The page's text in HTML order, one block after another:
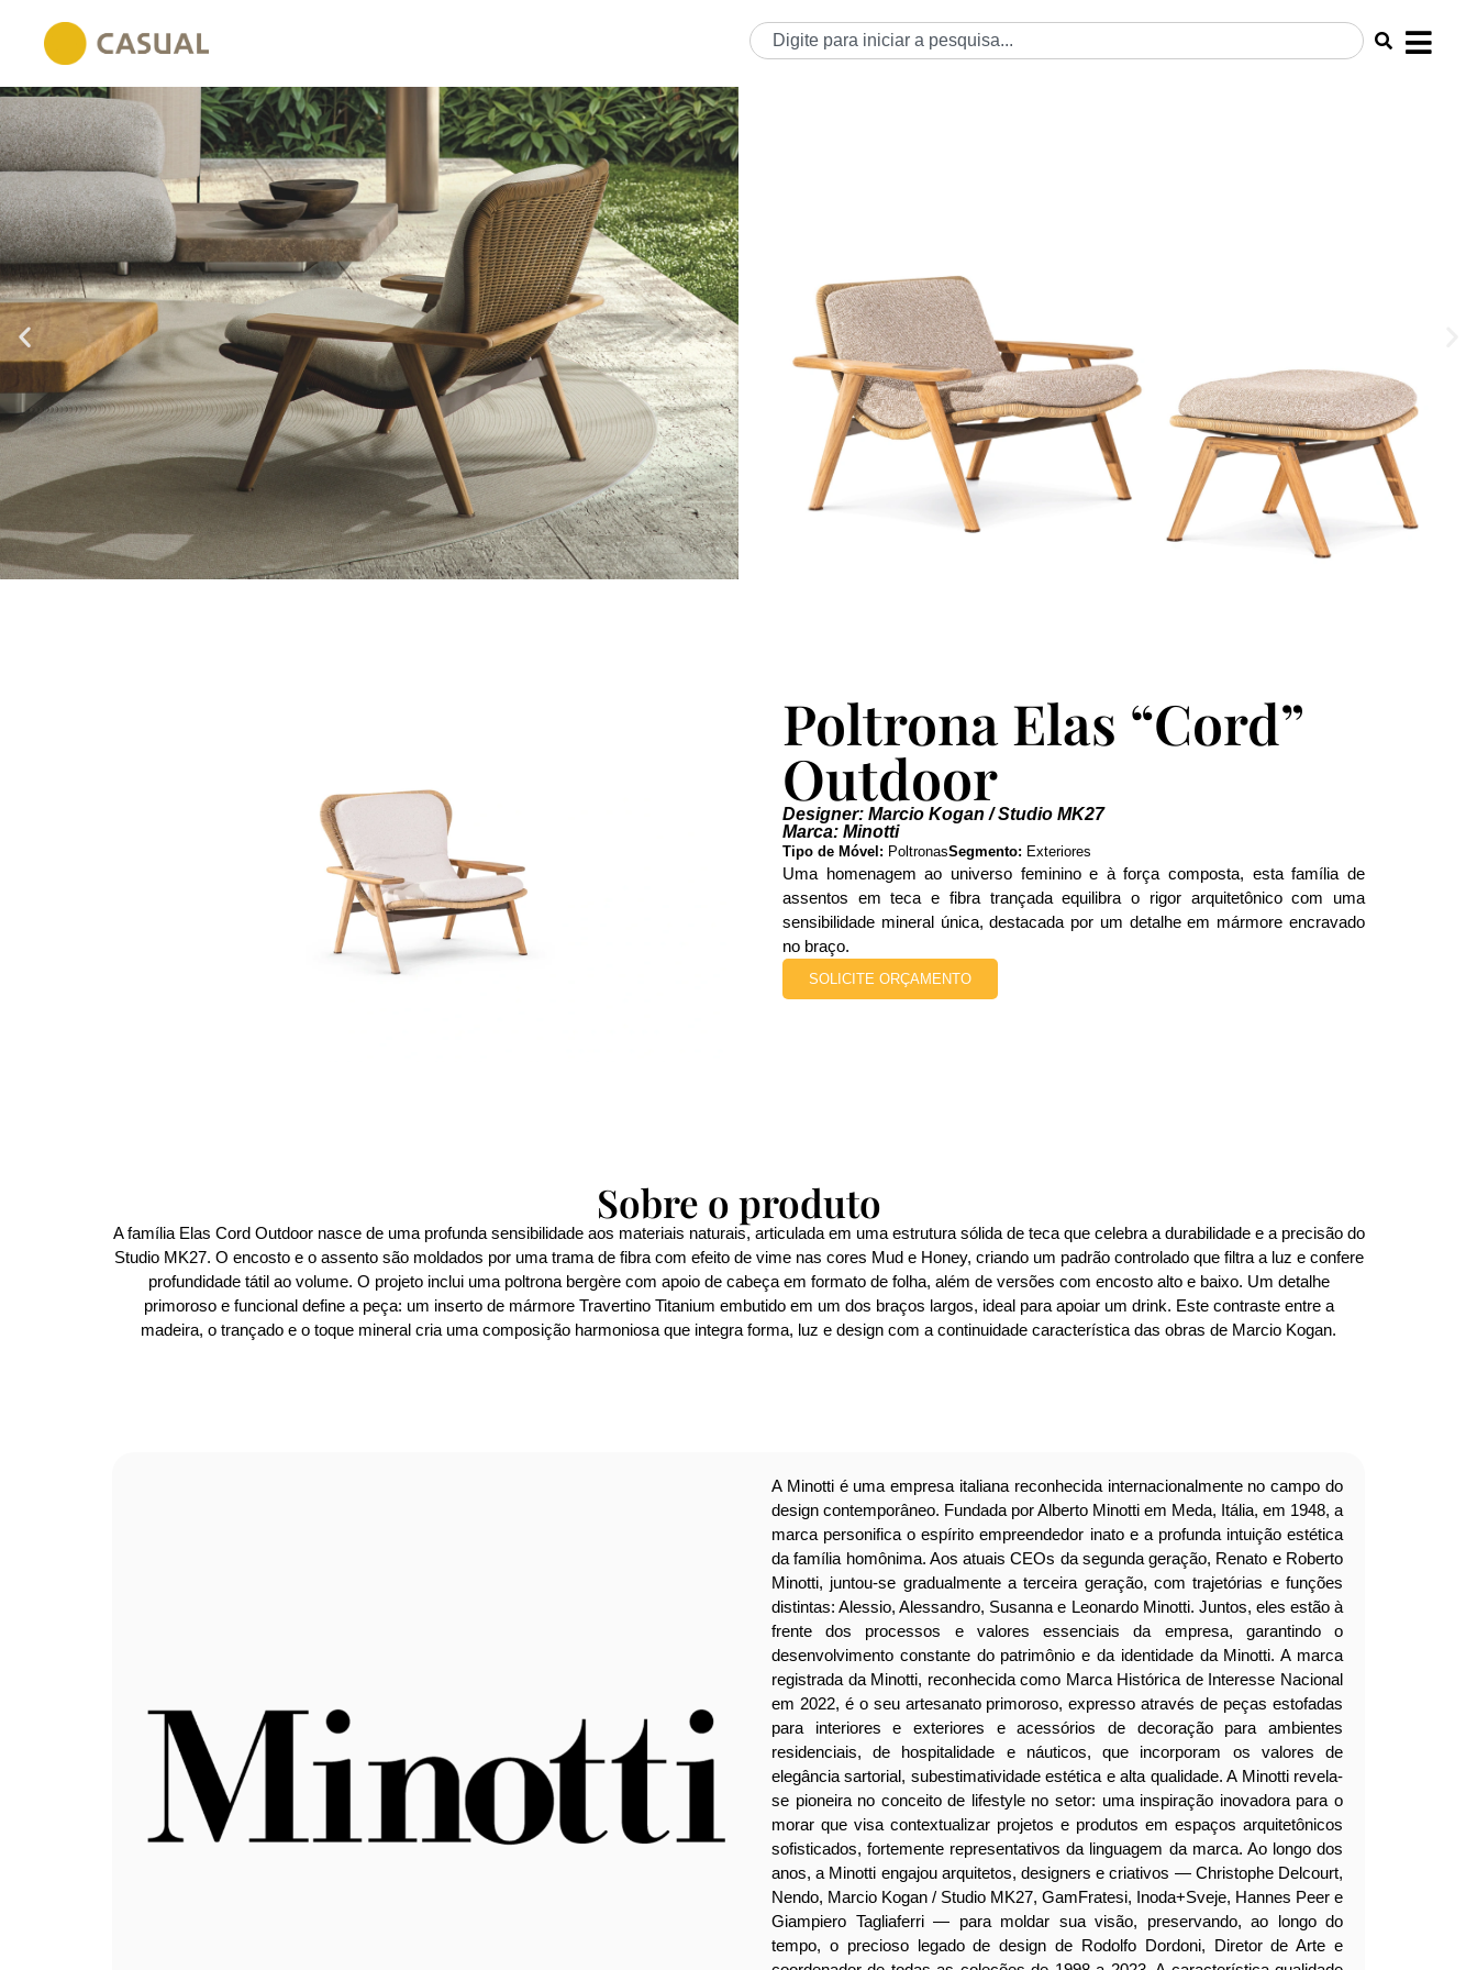
Poltrona Elas “Cord”
Outdoor
Designer: Marcio Kogan / Studio MK27
Marca: Minotti
Tipo de Móvel: PoltronasSegmento: Exteriores
Uma homenagem ao universo feminino e à força composta, esta família de
assentos em teca e fibra trançada equilibra o rigor arquitetônico com uma
sensibilidade mineral única, destacada por um detalhe em mármore encravado
no braço.
SOLICITE ORÇAMENTO
Sobre o produto
A família Elas Cord Outdoor nasce de uma profunda sensibilidade aos materiais naturais, articulada em uma estrutura sólida de teca que celebra a durabilidade e a precisão do
Studio MK27. O encosto e o assento são moldados por uma trama de fibra com efeito de vime nas cores Mud e Honey, criando um padrão controlado que filtra a luz e confere
profundidade tátil ao volume. O projeto inclui uma poltrona bergère com apoio de cabeça em formato de folha, além de versões com encosto alto e baixo. Um detalhe
primoroso e funcional define a peça: um inserto de mármore Travertino Titanium embutido em um dos braços largos, ideal para apoiar um drink. Este contraste entre a
madeira, o trançado e o toque mineral cria uma composição harmoniosa que integra forma, luz e design com a continuidade característica das obras de Marcio Kogan.
A Minotti é uma empresa italiana reconhecida internacionalmente no campo do
design contemporâneo. Fundada por Alberto Minotti em Meda, Itália, em 1948, a
marca personifica o espírito empreendedor inato e a profunda intuição estética
da família homônima. Aos atuais CEOs da segunda geração, Renato e Roberto
Minotti, juntou-se gradualmente a terceira geração, com trajetórias e funções
distintas: Alessio, Alessandro, Susanna e Leonardo Minotti. Juntos, eles estão à
frente dos processos e valores essenciais da empresa, garantindo o
desenvolvimento constante do patrimônio e da identidade da Minotti. A marca
registrada da Minotti, reconhecida como Marca Histórica de Interesse Nacional
em 2022, é o seu artesanato primoroso, expresso através de peças estofadas
para interiores e exteriores e acessórios de decoração para ambientes
residenciais, de hospitalidade e náuticos, que incorporam os valores de
elegância sartorial, subestimatividade estética e alta qualidade. A Minotti revela-
se pioneira no conceito de lifestyle no setor: uma inspiração inovadora para o
morar que visa contextualizar projetos e produtos em espaços arquitetônicos
sofisticados, fortemente representativos da linguagem da marca. Ao longo dos
anos, a Minotti engajou arquitetos, designers e criativos — Christophe Delcourt,
Nendo, Marcio Kogan / Studio MK27, GamFratesi, Inoda+Sveje, Hannes Peer e
Giampiero Tagliaferri — para moldar sua visão, preservando, ao longo do
tempo, o precioso legado de design de Rodolfo Dordoni, Diretor de Arte e